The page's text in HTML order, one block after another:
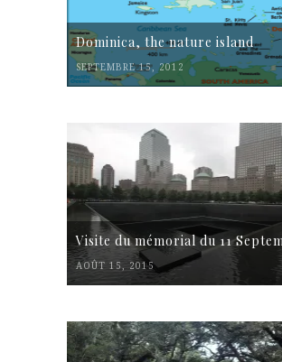
Dominica, the nature island
SEPTEMBRE 15, 2012
Visite du mémorial du 11
AOÛT 15, 2015